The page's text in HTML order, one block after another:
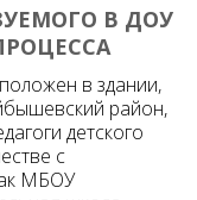
В ДОУ
в здании,
район,
детского
с
МБОУ